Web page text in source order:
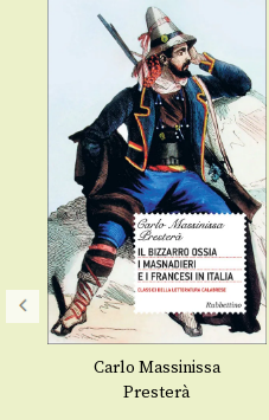
Carlo Massinissa
Presterà